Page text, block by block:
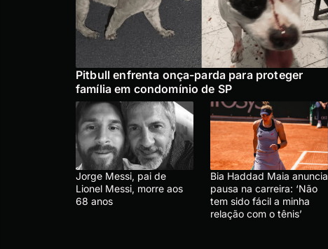
Pitbull enfrenta onça-parda para proteger
família em condomínio de SP
Jorge Messi, pai de
Lionel Messi, morre aos
68 anos
Bia Haddad Maia anuncia
pausa na carreira: ‘Não
tem sido fácil a minha
relação com o tênis’